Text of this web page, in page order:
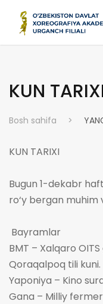
KUN
Bosh sahifa >
KUN TARIXI
Bugun 1-dekabr
ro‘y bergan
Bayramlar
BMT – Xalqaro
Qoraqalpoq tili kuni.
Yaponiya – Kino
Gana – Milliy